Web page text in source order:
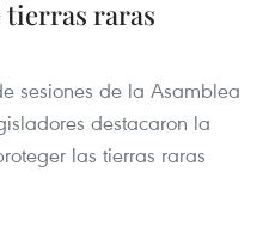
tierras raras
sesiones de la Asamblea
destacaron la
las tierras raras